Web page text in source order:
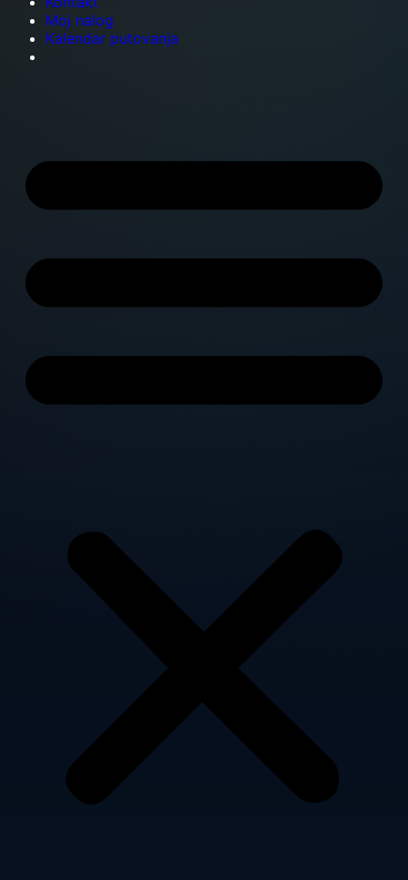
Moj nalog
Kalendar putovanja